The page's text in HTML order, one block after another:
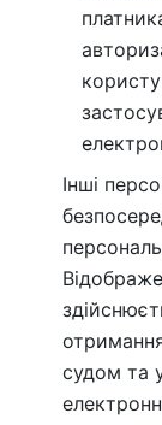
Інші
судом та